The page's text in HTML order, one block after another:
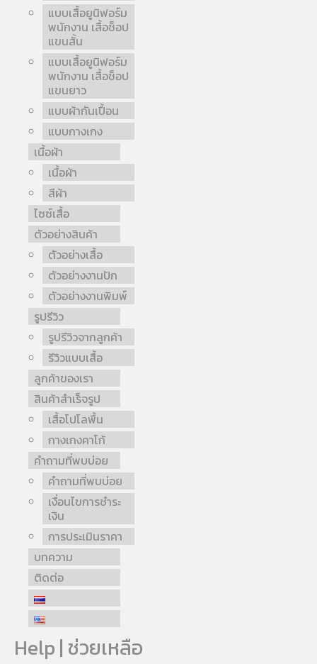
แบบเสื้อยูนิฟอร์ม
พนักงาน เสื้อช็อป
แขนสั้น
แบบเสื้อยูนิฟอร์ม
พนักงาน เสื้อช็อป
แขนยาว
แบบผ้ากันเปื้อน
แบบกางเกง
เนื้อผ้า
เนื้อผ้า
สีผ้า
ไซซ์เสื้อ
ตัวอย่างสินค้า
ตัวอย่างเสื้อ
ตัวอย่างงานปัก
ตัวอย่างงานพิมพ์
รูปรีวิว
รูปรีวิวจากลูกค้า
รีวิวแบบเสื้อ
ลูกค้าของเรา
สินค้าสำเร็จรูป
เสื้อโปโลพื้น
กางเกงคาโก้
คำถามที่พบบ่อย
คำถามที่พบบ่อย
เงื่อนไขการชำระ
เงิน
การประเมินราคา
บทความ
ติดต่อ
Help | ช่วยเหลือ